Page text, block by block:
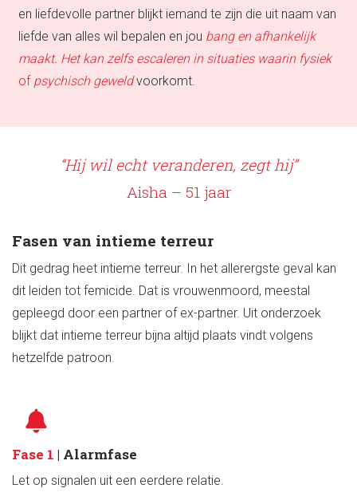
en liefdevolle partner blijkt iemand te zijn die uit naam van
liefde van alles wil bepalen en jou bang en afhankelijk
maakt. Het kan zelfs escaleren in situaties waarin fysiek
of psychisch geweldvoorkomt.
“Hij wil echt veranderen, zegt hij”
Aisha – 51 jaar
Fasen van intieme terreur
Dit gedrag heet intieme terreur. In het allerergste geval kan
dit leiden tot femicide. Dat is vrouwenmoord, meestal
gepleegd door een partner of ex-partner. Uit onderzoek
blijkt dat intieme terreur bijna altijd plaats vindt volgens
hetzelfde patroon.
Fase 1 | Alarmfase
Let op signalen uit een eerdere relatie.